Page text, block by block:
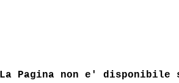
La Pagina non e' disponibile